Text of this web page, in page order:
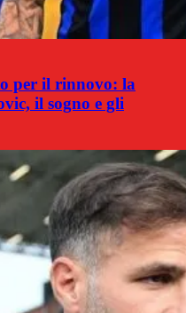
per il rinnovo: la
il sogno e gli